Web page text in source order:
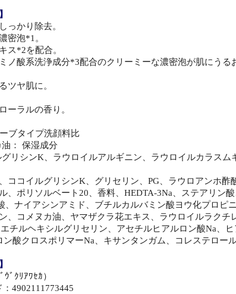
っかり除去。
密泡*1。
ス*2を配合。
ノ酸系洗浄成分*3配合のクリーミーな濃密泡が肌にう
ツヤ肌に。
ーラルの香り。
ブタイプ洗顔料比
： 保湿成分
リシンK、ラウロイルアルギニン、ラウロイルカラスム
、ココイルグリシンK、グリセリン、PG、ラウロアンホ
、ポリソルベート20、香料、HEDTA-3Na、ステアリン
、ナイアシンアミド、ブチルカルバミン酸ヨウ化プロピ
、コメヌカ油、ヤマザクラ花エキス、ラウロイルラク
チルヘキシルグリセリン、アセチルヒアルロン酸Na、
ン酸クロスポリマーNa、キサンタンガム、コレステロー
ﾞｸﾘｱﾜｾｶ）
4902111773445